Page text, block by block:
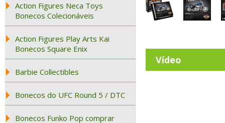
Action Figures Neca Toys
Bonecos Colecionáveis
Action Figures Play Arts Kai
Bonecos Square Enix
Barbie Collectibles
Bonecos do UFC Round 5 / DTC
Bonecos Funko Pop comprar
Vídeo